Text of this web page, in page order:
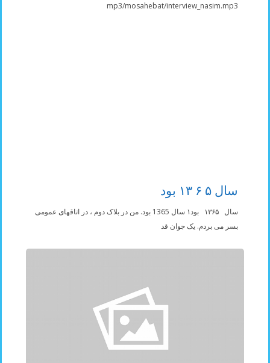
mp3/mosahebat/interview_nasim.mp3
سال ۵ ۶ ۱۳ بود
سال ۱۳۶۵ بود۱ سال 1365 بود. من در بلاک دوم ، در اتاقهای عمومی
بسر می بردم. یک جوان قد